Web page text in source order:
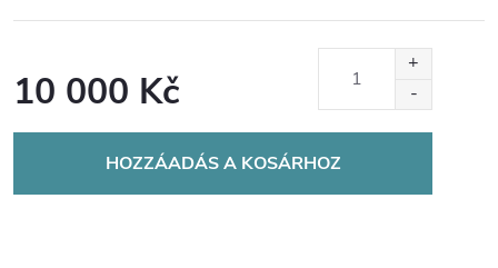
10 000 Kč
HOZZÁADÁS A KOSÁRHOZ